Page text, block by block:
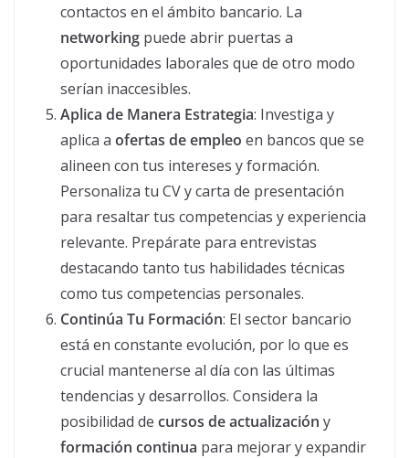
contactos en el ámbito bancario. La
networking puede abrir puertas a
oportunidades laborales que de otro modo
serían inaccesibles.
Aplica de Manera Estrategia: Investiga y
aplica a ofertas de empleo en bancos que se
alineen con tus intereses y formación.
Personaliza tu CV y carta de presentación
para resaltar tus competencias y experiencia
relevante. Prepárate para entrevistas
destacando tanto tus habilidades técnicas
como tus competencias personales.
Continúa Tu Formación: El sector bancario
está en constante evolución, por lo que es
crucial mantenerse al día con las últimas
tendencias y desarrollos. Considera la
posibilidad de cursos de actualización y
formación continua para mejorar y expandir